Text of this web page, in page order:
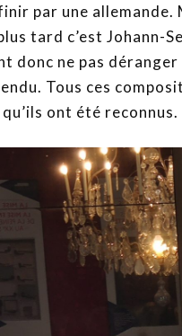
par une allemande.
tard c’est Johann-
donc ne pas
Tous ces
ont été reconnus.